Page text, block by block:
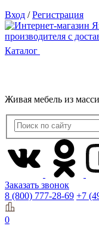
Вход / Регистрация
Каталог
Живая мебель из
Заказать звонок
8 (800) 777-28-69 +7
0